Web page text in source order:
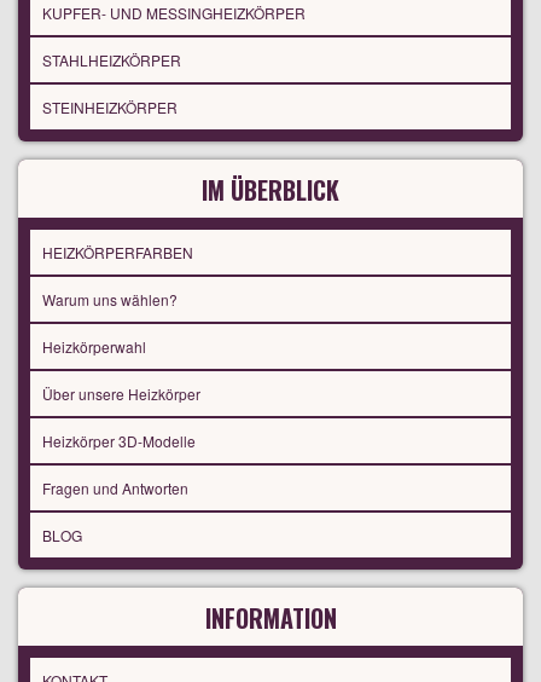
KUPFER- UND MESSINGHEIZKÖRPER
STAHLHEIZKÖRPER
STEINHEIZKÖRPER
IM ÜBERBLICK
HEIZKÖRPERFARBEN
Warum uns wählen?
Heizkörperwahl
Über unsere Heizkörper
Heizkörper 3D-Modelle
Fragen und Antworten
BLOG
INFORMATION